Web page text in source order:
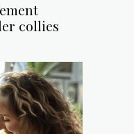
collies